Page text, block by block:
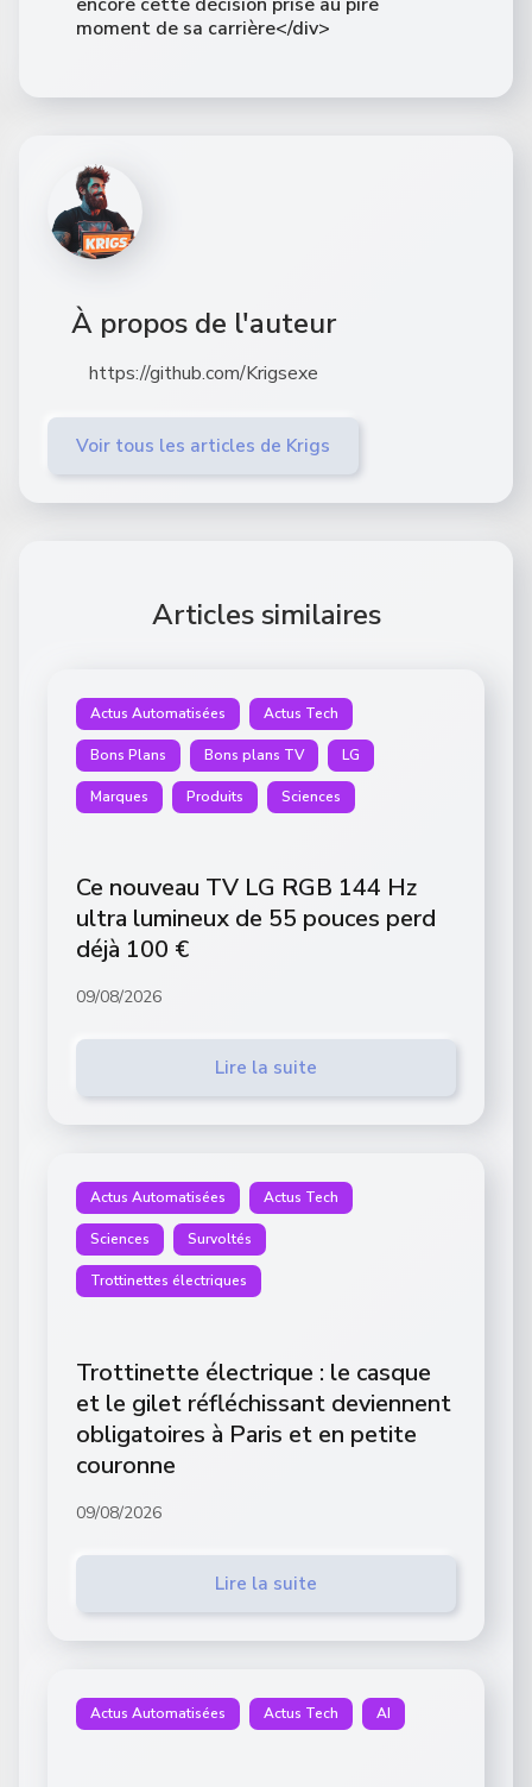
moment de sa carrière</div>
À propos de l'auteur
https://github.com/Krigsexe
Voir tous les articles de Krigs
Articles similaires
Actus Automatisées Actus Tech
Bons Plans Bons plans TV LG
Marques Produits Sciences
Ce nouveau TV LG RGB 144 Hz
ultra lumineux de 55 pouces perd
déjà 100 €
09/08/2026
Lire la suite
Actus Automatisées Actus Tech
Sciences Survoltés
Trottinettes électriques
Trottinette électrique : le casque
et le gilet réfléchissant deviennent
obligatoires à Paris et en petite
couronne
09/08/2026
Lire la suite
Actus Automatisées Actus Tech AI